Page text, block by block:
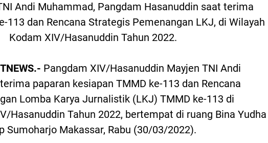
Andi Muhammad, Pangdam Hasanuddin saat terima
113 dan Rencana Strategis Pemenangan LKJ, di Wilayah
Kodam XIV/Hasanuddin Tahun 2022.
Pangdam XIV/Hasanuddin Mayjen TNI Andi
paparan kesiapan TMMD ke-113 dan Rencana
Lomba Karya Jurnalistik (LKJ) TMMD ke-113 di
Hasanuddin Tahun 2022, bertempat di ruang Bina Yudha
Sumoharjo Makassar, Rabu (30/03/2022).